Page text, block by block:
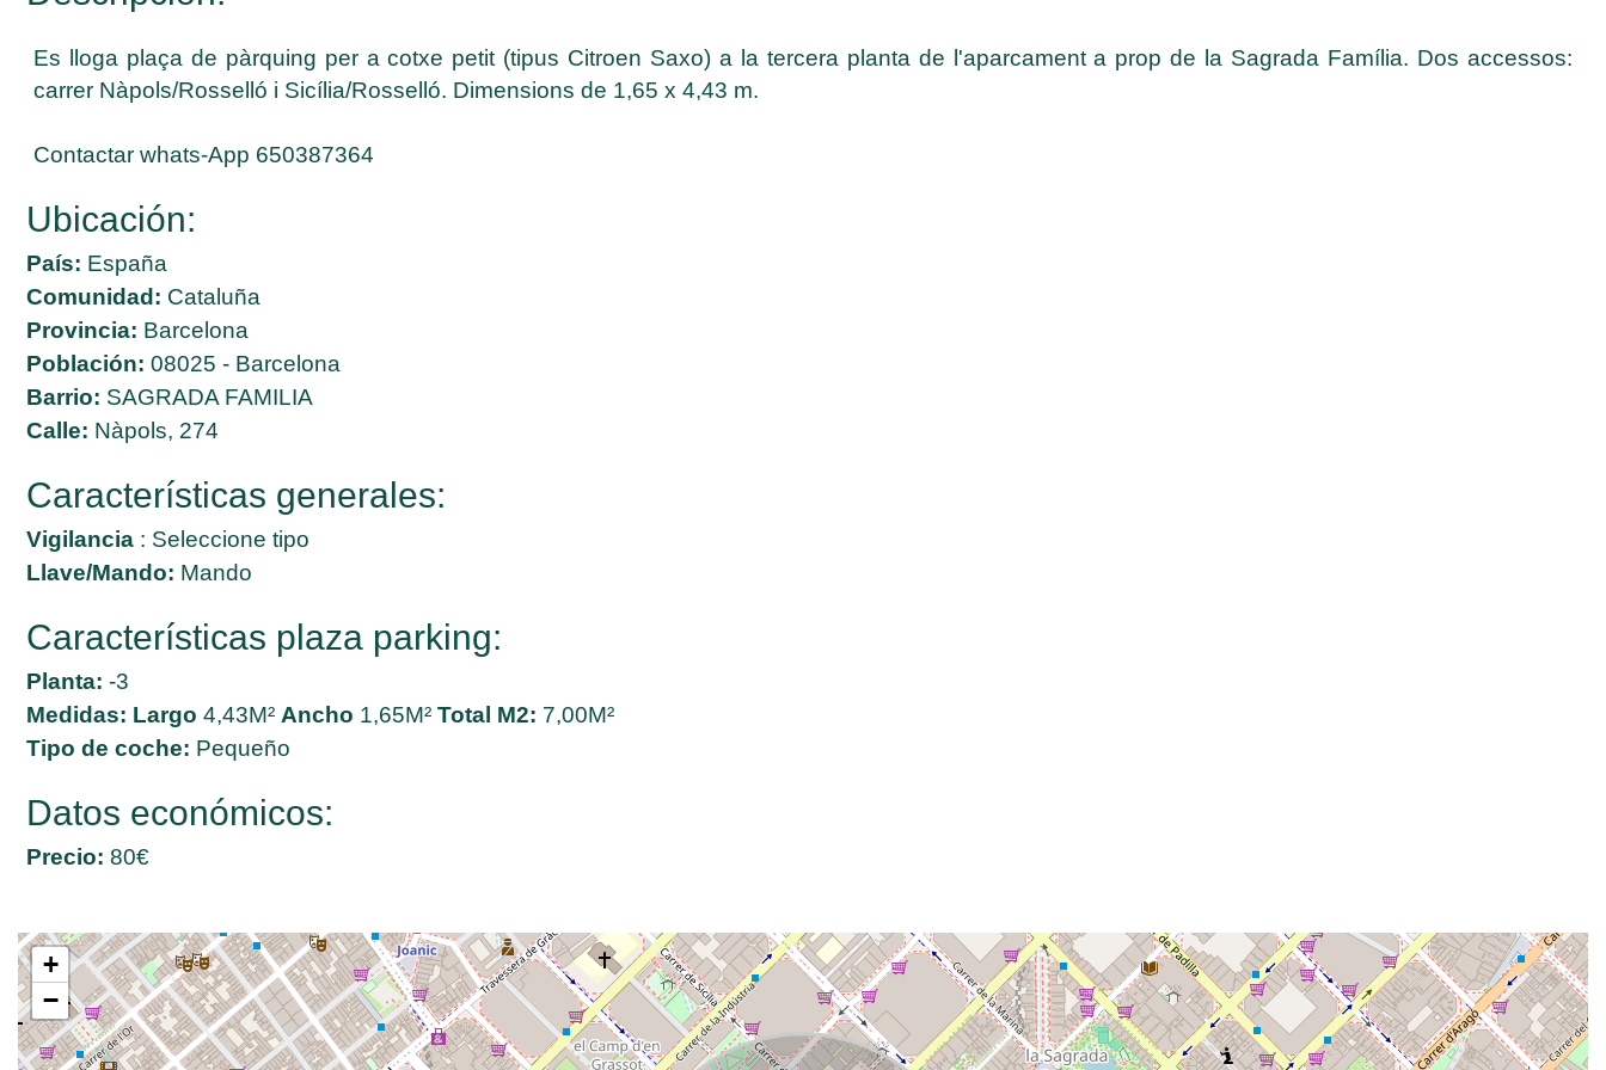
Es lloga plaça de pàrquing per a cotxe petit (tipus Citroen Saxo) a la tercera planta de l'aparcament a prop de la Sagrada Família. Dos accessos:
carrer Nàpols/Rosselló i Sicília/Rosselló. Dimensions de 1,65 x 4,43 m.
Contactar whats-App 650387364
Ubicación:
País: España
Comunidad: Cataluña
Provincia: Barcelona
Población: 08025 - Barcelona
Barrio: SAGRADA FAMILIA
Calle: Nàpols, 274
Características generales:
Vigilancia: Seleccione tipo
Llave/Mando: Mando
Características plaza parking:
Planta: -3
Medidas: Largo 4,43M² Ancho 1,65M² Total M2: 7,00M²
Tipo de coche: Pequeño
Datos económicos:
Precio: 80€
+
−